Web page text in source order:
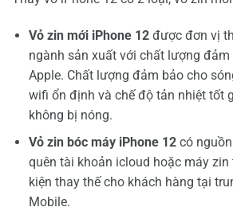
Vỏ zin mới iPhone 12được đơn vị
ngành sản xuất với chất lượng đảm
Apple. Chất lượng đảm bảo cho
wifi ổn định và chế độ tản nhiệt tốt
không bị nóng.
Vỏ zin bóc máy iPhone 12có
quên tài khoản icloud hoặc máy
kiện thay thế cho khách hàng tại
Mobile.